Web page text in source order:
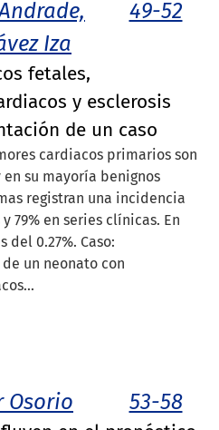
Iza
49-52
fetales,
y esclerosis
de un caso
cardiacos primarios son
su mayoría benignos
registran una incidencia
79% en series clínicas. En
0.27%. Caso:
un neonato con
Osorio 53-58